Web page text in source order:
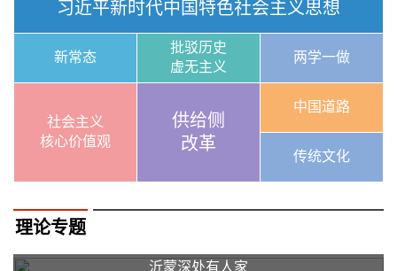
习近平新时代中国特色社会主义思想
新常态
批驳历史
虚无主义
两学一做
社会主义
核心价值观
供给侧
改革
中国道路
传统文化
理论专题
沂蒙深处有人家